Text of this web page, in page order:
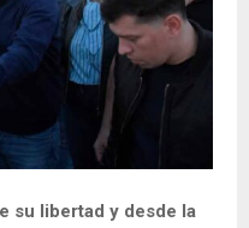
su libertad y desde la